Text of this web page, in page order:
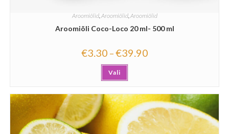
Aroomiõlid,Aroomiõlid,Aroomiõlid
Aroomiõli Coco-Loco 20 ml- 500 ml
€3.30 –€39.90
Vali